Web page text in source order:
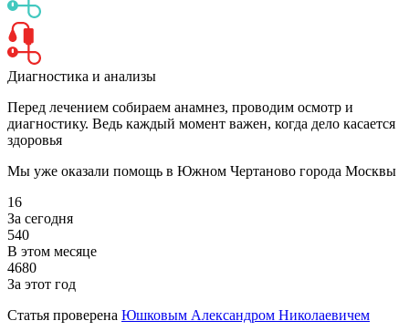
Диагностика и анализы
Перед лечением собираем анамнез, проводим осмотр и
диагностику. Ведь каждый момент важен, когда дело касается
здоровья
Мы уже оказали помощь в Южном Чертаново города Москвы
16
За сегодня
540
В этом месяце
4680
За этот год
Статья проверена Юшковым Александром Николаевичем